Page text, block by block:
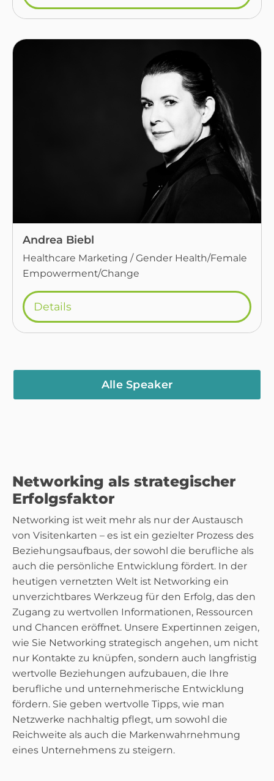
Andrea Biebl
Healthcare Marketing / Gender Health/Female
Empowerment/Change
Details
Alle Speaker
Networking als strategischer
Erfolgsfaktor
Networking ist weit mehr als nur der Austausch
von Visitenkarten – es ist ein gezielter Prozess des
Beziehungsaufbaus, der sowohl die berufliche als
auch die persönliche Entwicklung fördert. In der
heutigen vernetzten Welt ist Networking ein
unverzichtbares Werkzeug für den Erfolg, das den
Zugang zu wertvollen Informationen, Ressourcen
und Chancen eröffnet. Unsere Expertinnen zeigen,
wie Sie Networking strategisch angehen, um nicht
nur Kontakte zu knüpfen, sondern auch langfristig
wertvolle Beziehungen aufzubauen, die Ihre
berufliche und unternehmerische Entwicklung
fördern. Sie geben wertvolle Tipps, wie man
Netzwerke nachhaltig pflegt, um sowohl die
Reichweite als auch die Markenwahrnehmung
eines Unternehmens zu steigern.